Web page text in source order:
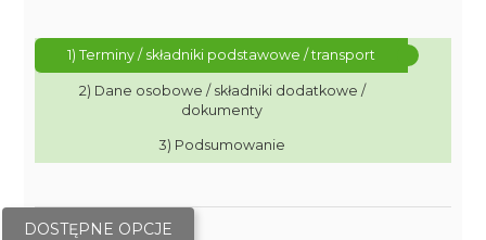
1) Terminy / składniki podstawowe / transport
2) Dane osobowe / składniki dodatkowe /
dokumenty
3) Podsumowanie
DOSTĘPNE OPCJE